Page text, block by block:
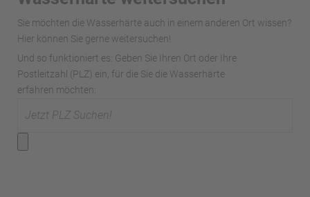
Sie möchten die Wasserhärte auch in einem anderen Ort wissen?
Hier können Sie gerne weitersuchen!
Und so funktioniert es: Geben Sie Ihren Ort oder Ihre
Postleitzahl (PLZ) ein, für die Sie die Wasserhärte
erfahren möchten: